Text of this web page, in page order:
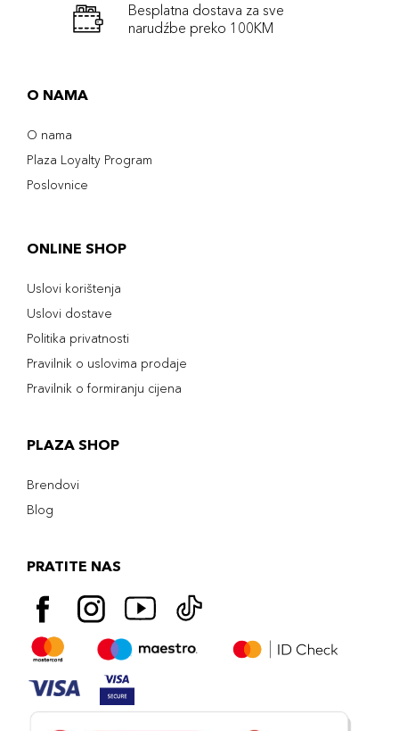
Besplatna dostava za sve
narudźbe preko 100KM
O NAMA
O nama
Plaza Loyalty Program
Poslovnice
ONLINE SHOP
Uslovi korištenja
Uslovi dostave
Politika privatnosti
Pravilnik o uslovima prodaje
Pravilnik o formiranju cijena
PLAZA SHOP
Brendovi
Blog
PRATITE NAS